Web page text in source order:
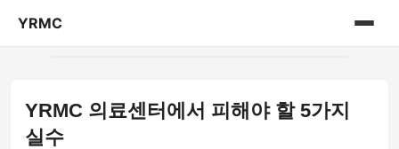
YRMC
의료 센터 정보
YRMC 의료센터에서 피해야 할 5가지
실수